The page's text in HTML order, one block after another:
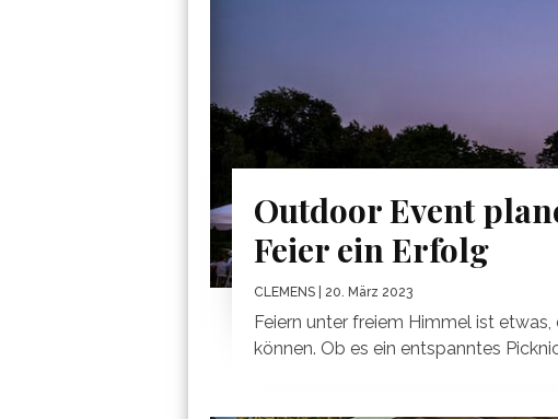
Outdoor Event
Feier ein Erfolg
CLEMENS | 20. März 2023
Feiern unter freiem Himmel ist
können. Ob es ein entspanntes